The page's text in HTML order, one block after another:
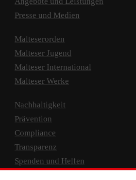
Presse und Medien
Malteserorden
Malteser Jugend
Malteser International
Malteser Werke
Nachhaltigkeit
Prävention
Compliance
Transparenz
Spenden und Helfen